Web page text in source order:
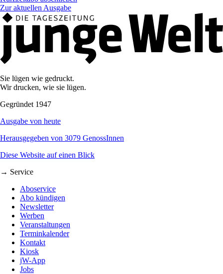
Zur aktuellen Ausgabe
Sie lügen wie gedruckt.
Wir drucken, wie sie lügen.
Gegründet 1947
Ausgabe von heute
Herausgegeben von 3079 GenossInnen
Diese Website auf einen Blick
→ Service
Aboservice
Abo kündigen
Newsletter
Werben
Veranstaltungen
Terminkalender
Kontakt
Kiosk
jW-App
Jobs